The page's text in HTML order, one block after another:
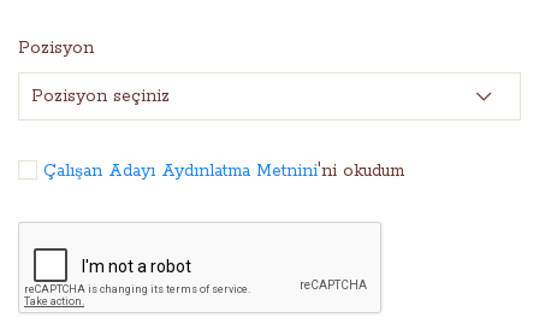
Pozisyon
Çalışan Adayı Aydınlatma Metnini'ni okudum